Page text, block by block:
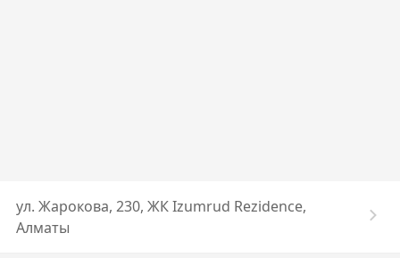
ул. Жарокова, 230, ЖК Izumrud Rezidence,
Алматы